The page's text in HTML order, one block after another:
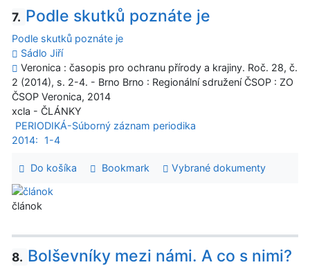
7. Podle skutků poznáte je
Podle skutků poznáte je
Sádlo Jiří
Veronica : časopis pro ochranu přírody a krajiny. Roč. 28, č.
2 (2014), s. 2-4. - Brno Brno : Regionální sdružení ČSOP : ZO
ČSOP Veronica, 2014
xcla - ČLÁNKY
PERIODIKÁ-Súborný záznam periodika
2014:
1-4
Do košíka Bookmark Vybrané dokumenty
článok
8. Bolševníky mezi námi. A co s nimi?